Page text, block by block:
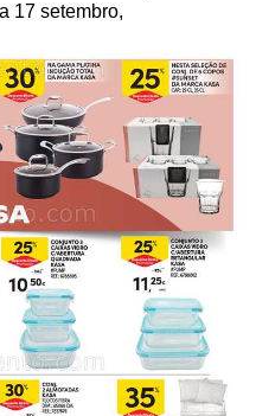
17 setembro,